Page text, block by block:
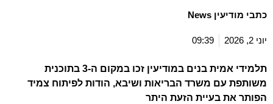
כתבי מודיעין News
יוני 2, 2026 09:39
תלמידי אמית בנים במודיעין זכו במקום ה-3 בתוכנית
משותפת עם משרד הבריאות ושיבא, הודות לפיתוח צמיד
הפותר את בעיית הזעת היתר